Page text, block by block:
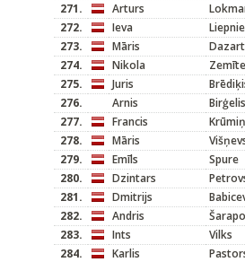
271.
Arturs
272.
Ieva
273.
Māris
274.
Nikola Zemīte
275.
Juris
276.
Arnis
Birģelis
277.
Francis
278.
Māris
279.
Emīls Spure
280.
Dzintars
281.
Dmitrijs
282.
Andris
283.
Ints
Vilks
284.
Karlis